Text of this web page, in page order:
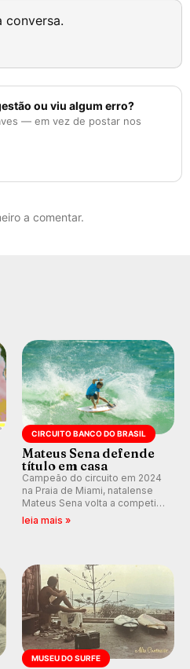
conversa.
ou viu algum erro?
— em vez de postar nos
a comentar.
CIRCUITO BANCO DO BRASIL
Mateus Sena defende
título em casa
Campeão do circuito em 2024
na Praia de Miami, natalense
Mateus Sena volta a competir
em casa em busca de manter a
leia mais »
MUSEU DO SURFE